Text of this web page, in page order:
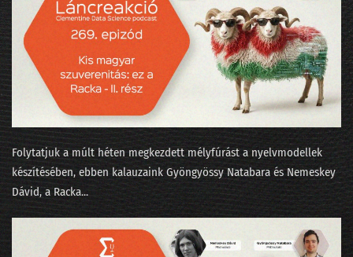
244 - 5+1 téveszme az AI-ról
243 - Ebből még nagy probléma lesz 2026-ban!
242 - Újévi tücsök és bogár
241 - Boldog új évet kívánnak az LLM-ek!
240 - Az AI, a lélek és a Teremtés
239 - Lesz-e ügynökforradalom a munkahelyeden?
238 - A nyelvmodell nem világmodell!
237 - A K&H-s Kate mesterének az ómagyar korpusz a kedvence
Folytatjuk a múlt héten megkezdett mélyfúrást a nyelvmodellek
készítésében, ebben kalauzaink ⁠Gyöngyössy Natabara⁠⁠ és ⁠⁠Nemeskey
Dávid⁠⁠, a ⁠Racka...